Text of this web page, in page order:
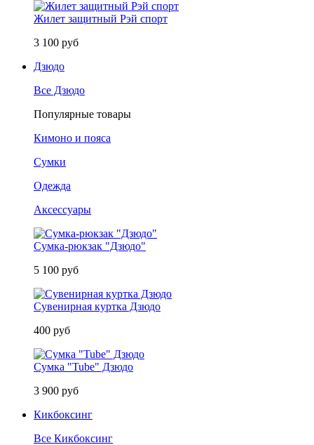
Жилет защитный Рэй спорт
3 100 руб
Дзюдо
Все Дзюдо
Популярные товары
Кимоно и пояса
Сумки
Одежда
Аксессуары
Сумка-рюкзак "Дзюдо"
5 100 руб
Сувенирная куртка Дзюдо
400 руб
Сумка "Tube" Дзюдо
3 900 руб
Кикбоксинг
Все Кикбоксинг